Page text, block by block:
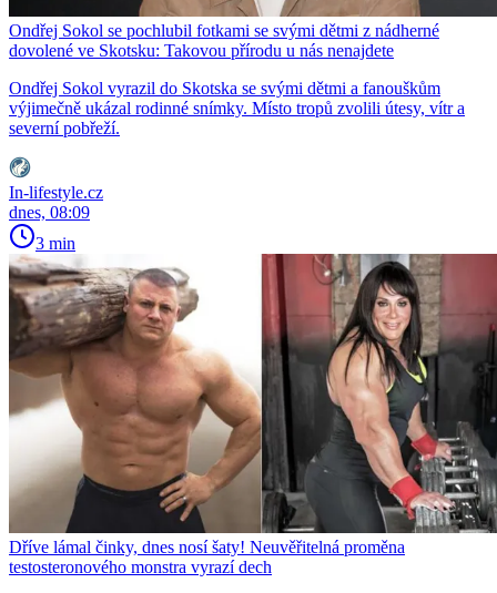
Ondřej Sokol se pochlubil fotkami se svými dětmi z nádherné
dovolené ve Skotsku: Takovou přírodu u nás nenajdete
Ondřej Sokol vyrazil do Skotska se svými dětmi a fanouškům
výjimečně ukázal rodinné snímky. Místo tropů zvolili útesy, vítr a
severní pobřeží.
In-lifestyle.cz
dnes, 08:09
3 min
Dříve lámal činky, dnes nosí šaty! Neuvěřitelná proměna
testosteronového monstra vyrazí dech